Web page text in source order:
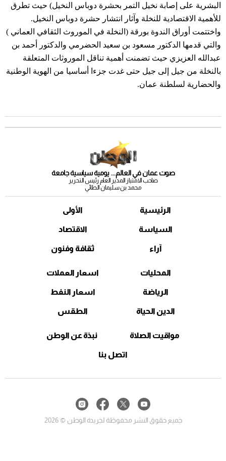
البشرية على إصابة نخيل التمر بحشرة دوباس النخيل) حيث تطرق
للأهمية الاقتصادية للنخلة وآثار انتشار حشرة دوباس النخيل.
واختتمت أوراق الندوة بورقة (النخلة في الموروث الثقافي العماني )
والتي قدمها الدكتور مسعود بن سعيد الحضرمي والدكتور أحمد بن
عبدالله العزيزي حيث تضمنت أهمية تناقل الموروثات المتعلقة
بالنخلة من جيل إلى جيل حتى غدت جزءا أساسيا من الهوية الوطنية
والحضارية لسلطنة عمان.
صوت عمان في العالم... يومية سياسية جامعة
صاحب الامتياز المدير العام رئيس التحرير
محمد بن سليمان الطائي
الرئيسية
السياسة
آراء
الأولى
الاقتصاد
ثقافة وفنون
المحليات
الرياضة
الدين الحياة
اسعار العملات
اسعار النفط
الطقس
مواقيت الصلاة نبذة عن الوطن
اتصل بنا
جميع حقوق النشر محفوظة لجريدة الوطن © 2026